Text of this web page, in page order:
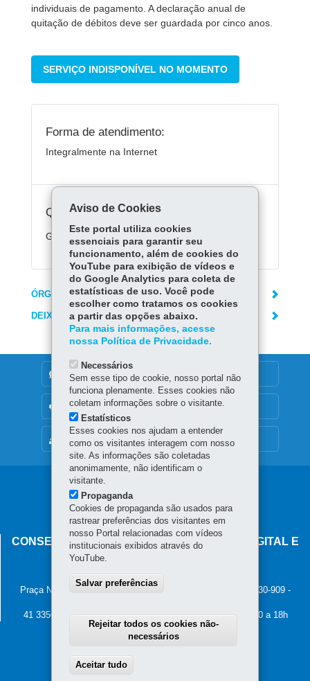
individuais de pagamento. A declaração anual de
quitação de débitos deve ser guardada por cinco anos.
SERVIÇO INDISPONÍVEL NO MOMENTO
Forma de atendimento:
Integralmente na Internet
Quanto custa:
Gratuito
ÓRGÃO RESPONSÁVEL
DEIXE SUA OPINIÃO
MAPA DO SITE
DENUNCIE CORRUPÇÃO
OUVIDORIA
Navegação
principal
CONSELHO ESTADUAL DE GOVERNANÇA DIGITAL E
SEGURANÇA DA INFORMAÇÃO
Palácio Iguaçu
Praça Nossa Senhora de Salette, s/n - Centro Cívico
80.530-909 -
41 3350-2400 - Horário de atendimento: 8h30 a 12h e 13h30 a 18h
Aviso de Cookies
Este portal utiliza cookies
essenciais para garantir seu
funcionamento, além de cookies do
YouTube para exibição de vídeos e
do Google Analytics para coleta de
estatísticas de uso. Você pode
escolher como tratamos os cookies
a partir das opções abaixo.
Para mais informações, acesse
nossa Política de Privacidade.
Necessários
Sem esse tipo de cookie, nosso portal não
funciona plenamente. Esses cookies não
coletam informações sobre o visitante.
Estatísticos
Esses cookies nos ajudam a entender
como os visitantes interagem com nosso
site. As informações são coletadas
anonimamente, não identificam o
visitante.
Propaganda
Cookies de propaganda são usados para
rastrear preferências dos visitantes em
nosso Portal relacionadas com vídeos
institucionais exibidos através do
YouTube.
Salvar preferências
Rejeitar todos os cookies não-
necessários
Aceitar tudo